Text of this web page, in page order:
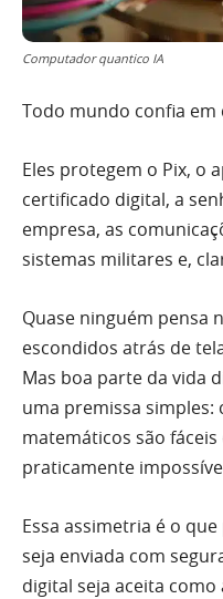
Computador quantico IA
Todo mundo confia em
Eles protegem o Pix, o
certificado digital, a
empresa, as
sistemas militares e,
Quase ninguém pensa
escondidos atrás de
Mas boa parte da vida
uma premissa
matemáticos são
praticamente
Essa assimetria é o
seja enviada com
digital seja aceita